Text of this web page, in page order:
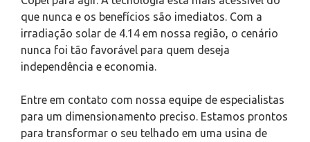
que nunca e os benefícios são imediatos. Com a
irradiação solar de 4.14 em nossa região, o cenário
nunca foi tão favorável para quem deseja
independência e economia.
Entre em contato com nossa equipe de especialistas
para um dimensionamento preciso. Estamos prontos
para transformar o seu telhado em uma usina de